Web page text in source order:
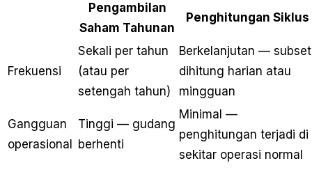
Pengambilan
Saham Tahunan
Penghitungan Siklus
Frekuensi
Sekali per tahun
(atau per
setengah tahun)
Berkelanjutan — subset
dihitung harian atau
mingguan
Gangguan
operasional
Tinggi — gudang
berhenti
Minimal —
penghitungan terjadi di
sekitar operasi normal